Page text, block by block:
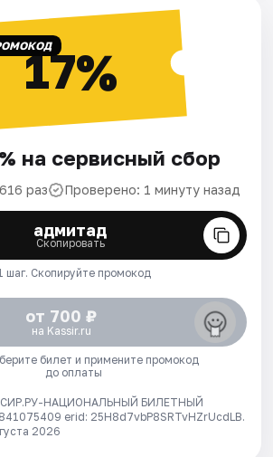
17%
на сервисный сбор
раз Проверено: 1 минуту назад
адмитад
Скопировать
шаг. Скопируйте промокод
от 700 ₽
на Kassir.ru
билет и примените промокод
до оплаты
НАЦИОНАЛЬНЫЙ БИЛЕТНЫЙ
erid: 25H8d7vbP8SRTvHZrUcdLB.
2026